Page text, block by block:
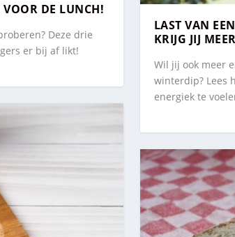
DE LUNCH!
Deze drie
er bij af likt!
LAST VAN
KRIJG JIJ
Wil jij ook meer
winterdip? Lees
energiek te